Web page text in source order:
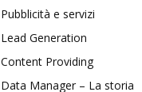
Pubblicità e servizi
Lead Generation
Content Providing
Data Manager – La storia